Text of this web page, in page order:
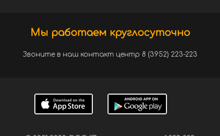
Мы работаем круглосуточно
Звоните в наш контакт центр 8 (3952) 223-223